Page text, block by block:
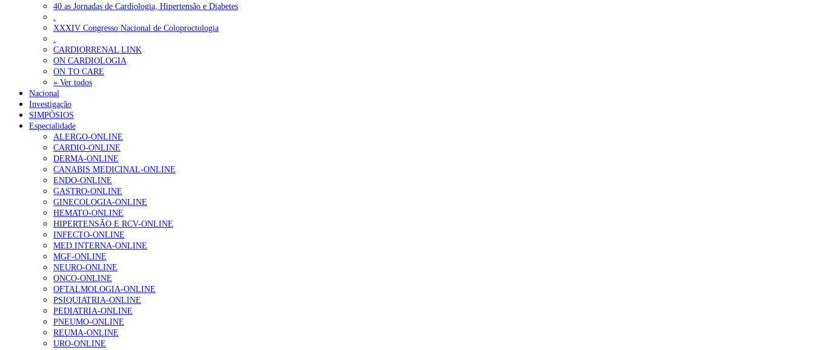
Enfermeiros exigem esclarecimentos sobre eventual gestão privada da ULS do Algarve
Ordem dos Médicos alerta para riscos no novo sistema de acesso a consultas e cirurgias
Portugal está a formar os médicos de que precisa?
MAIS LIDAS
Enfermagem Forense. “Da urgência ao tribunal, cada gesto conta e cada profissional faz a diferença”
203 visualizações
1.º Episódio do Podcast “Frequência Cardio – Sintoniza-te na Insuficiência Cardíaca” da Bayer
169 visualizações
Alguns milhares de utentes podem ficar sem médico de família com nova regras do registo, alerta associação
132 visualizações
“Os programas de rastreio do cancro do pulmão são custo-efetivos e representam um investimento sustentável para os sistemas de saúde”
93 visualizações
40.as Jornadas de Cardiologia, Hipertensão e Diabetes
.
XXXIV Congresso Nacional de Coloproctologia
.
CARDIORRENAL LINK
ON CARDIOLOGIA
ON TO CARE
» Ver todos
Nacional
Investigação
SIMPÓSIOS
Especialidade
ALERGO-ONLINE
CARDIO-ONLINE
DERMA-ONLINE
CANABIS MEDICINAL-ONLINE
ENDO-ONLINE
GASTRO-ONLINE
GINECOLOGIA-ONLINE
HEMATO-ONLINE
HIPERTENSÃO E RCV-ONLINE
INFECTO-ONLINE
MED.INTERNA-ONLINE
MGF-ONLINE
NEURO-ONLINE
ONCO-ONLINE
OFTALMOLOGIA-ONLINE
PSIQUIATRIA-ONLINE
PEDIATRIA-ONLINE
PNEUMO-ONLINE
REUMA-ONLINE
URO-ONLINE